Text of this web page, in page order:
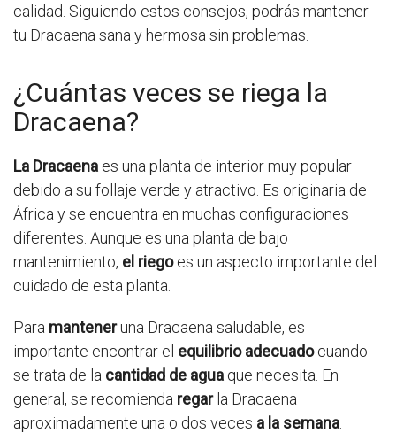
calidad. Siguiendo estos consejos, podrás mantener
tu Dracaena sana y hermosa sin problemas.
¿Cuántas veces se riega la
Dracaena?
La Dracaena es una planta de interior muy popular
debido a su follaje verde y atractivo. Es originaria de
África y se encuentra en muchas configuraciones
diferentes. Aunque es una planta de bajo
mantenimiento, el riegoes un aspecto importante del
cuidado de esta planta.
Para manteneruna Dracaena saludable, es
importante encontrar el equilibrio adecuadocuando
se trata de la cantidad de agua que necesita. En
general, se recomienda regarla Dracaena
aproximadamente una o dos veces a la semana